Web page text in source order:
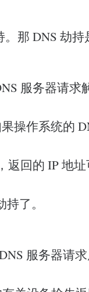
那 DNS 劫持
服务器请求
操作系统的
返回的 IP 地
了。
服务器请